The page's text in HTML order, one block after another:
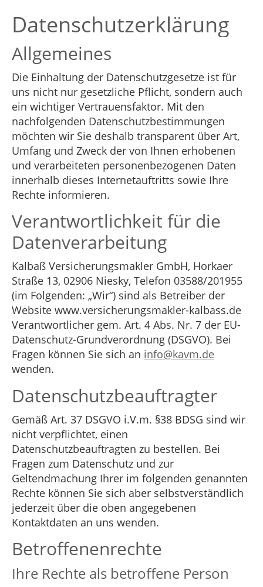
Datenschutzerklärung
Allgemeines
Die Einhaltung der Datenschutzgesetze ist für
uns nicht nur gesetzliche Pflicht, sondern auch
ein wichtiger Vertrauensfaktor. Mit den
nachfolgenden Datenschutzbestimmungen
möchten wir Sie deshalb transparent über Art,
Umfang und Zweck der von Ihnen erhobenen
und verarbeiteten personenbezogenen Daten
innerhalb dieses Internetauftritts sowie Ihre
Rechte informieren.
Verantwortlichkeit für die
Datenverarbeitung
Kalbaß Versicherungsmakler GmbH, Horkaer
Straße 13, 02906 Niesky, Telefon 03588/201955
(im Folgenden: „Wir“) sind als Betreiber der
Website www.versicherungsmakler-kalbass.de
Verantwortlicher gem. Art. 4 Abs. Nr. 7 der EU-
Datenschutz-Grundverordnung (DSGVO). Bei
Fragen können Sie sich an info@kavm.de
wenden.
Datenschutzbeauftragter
Gemäß Art. 37 DSGVO i.V.m. §38 BDSG sind wir
nicht verpflichtet, einen
Datenschutzbeauftragten zu bestellen. Bei
Fragen zum Datenschutz und zur
Geltendmachung Ihrer im folgenden genannten
Rechte können Sie sich aber selbstverständlich
jederzeit über die oben angegebenen
Kontaktdaten an uns wenden.
Betroffenenrechte
Ihre Rechte als betroffene Person